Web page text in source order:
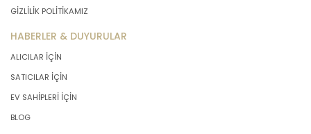
GİZLİLİK POLİTİKAMIZ
HABERLER & DUYURULAR
ALICILAR İÇİN
SATICILAR İÇİN
EV SAHİPLERİ İÇİN
BLOG